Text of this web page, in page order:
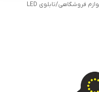
فروشگاهی/تابلوی LED